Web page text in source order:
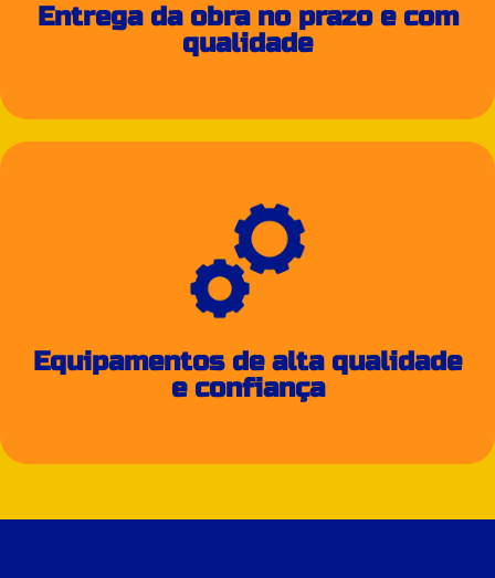
Entrega da obra no prazo e com
qualidade
Equipamentos de alta qualidade
e confiança